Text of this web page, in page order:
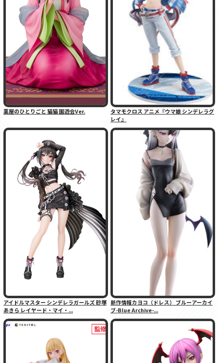
薬屋のひとりごと 猫猫 園遊会Ver.
タマモクロス アニメ『ウマ娘 シンデレラグ
レイ』
アイドルマスター シンデレラガールズ 砂塚
あきら レイヤード・マイ・...
新作情報カヨコ（ドレス） ブルーアーカイ
ブ-Blue Archive-...